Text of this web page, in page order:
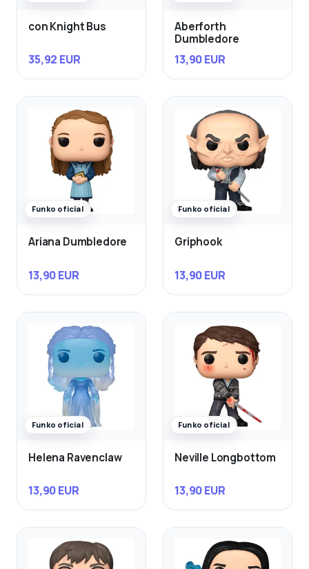
con Knight Bus
35,92 EUR
Aberforth
Dumbledore
13,90 EUR
Funko oficial
Ariana Dumbledore
13,90 EUR
Funko oficial
Griphook
13,90 EUR
Funko oficial
Helena Ravenclaw
13,90 EUR
Funko oficial
Neville Longbottom
13,90 EUR